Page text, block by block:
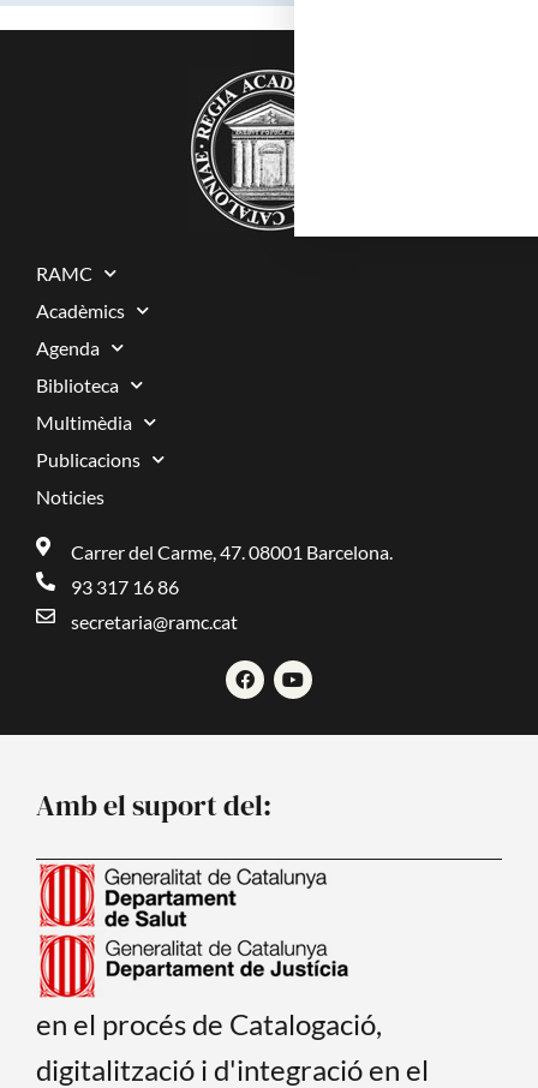
RAMC
Acadèmics
Agenda
Biblioteca
Multimèdia
Publicacions
Noticies
Carrer del Carme, 47. 08001 Barcelona.
93 317 16 86
secretaria@ramc.cat
F
a
c
k
Y
o
u
Amb el suport del:
en el procés de Catalogació,
digitalització i d'integració en el